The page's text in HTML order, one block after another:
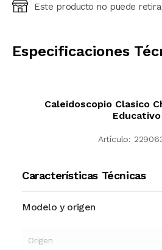
Ingresá código postal (sólo
Este producto no puede
Especificaciones
Caleidoscopio Clasico
Educativo
Artículo:
Características Técnicas
Modelo y origen
Origen